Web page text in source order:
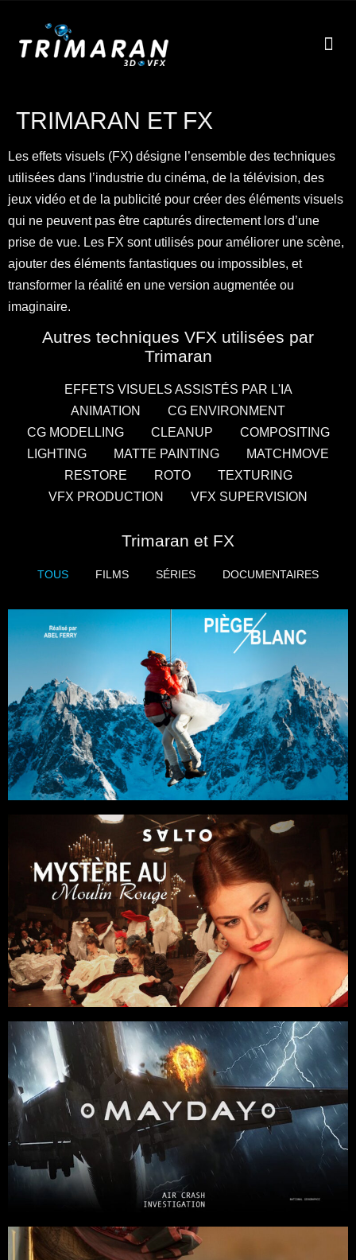
TRIMARAN ET FX
Les effets visuels (FX) désigne l’ensemble des techniques
utilisées dans l’industrie du cinéma, de la télévision, des
jeux vidéo et de la publicité pour créer des éléments visuels
qui ne peuvent pas être capturés directement lors d’une
prise de vue. Les FX sont utilisés pour améliorer une scène,
ajouter des éléments fantastiques ou impossibles, et
transformer la réalité en une version augmentée ou
imaginaire.
Autres techniques VFX utilisées par
Trimaran
EFFETS VISUELS ASSISTÉS PAR L'IA
ANIMATION
CG ENVIRONMENT
CG MODELLING
CLEANUP
COMPOSITING
LIGHTING
MATTE PAINTING
MATCHMOVE
RESTORE
ROTO
TEXTURING
VFX PRODUCTION
VFX SUPERVISION
Trimaran et FX
TOUS FILMS SÉRIES DOCUMENTAIRES
Films
Thriller/Aventure
Action
Réalisateur : Abel Ferry
France Télévisions / Geteve
Séries
Fiction/Thriller
Réalisateur : Stéphane Kappes
France Télévisions / Thalie
Séries Documentaires
6 x 52
Horreur
Docudrama
NatGeo / Cineflix / Galaxie Production